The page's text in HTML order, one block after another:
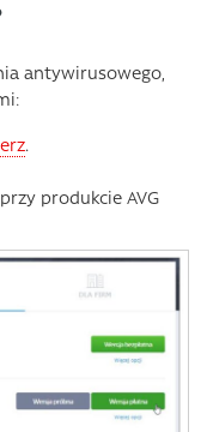
antywirusowego,
.
produkcie AVG